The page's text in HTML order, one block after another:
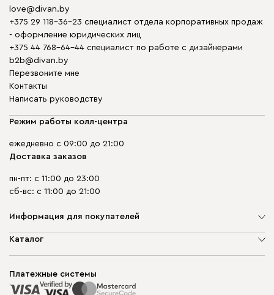
love@divan.by
+375 29 118-36-23 специалист отдела корпоративных продаж
- оформление юридических лиц
+375 44 768-64-44 специалист по работе с дизайнерами
b2b@divan.by
Перезвоните мне
Контакты
Написать руководству
Режим работы колл-центра
ежедневно с 09:00 до 21:00
Доставка заказов
пн-пт: с 11:00 до 23:00
сб-вс: с 11:00 до 21:00
Информация для покупателей
О компании
Способы оплаты
Рассрочка и кредит
Каталог
Корпусная мебель
Распродажа мебели
Платежные системы